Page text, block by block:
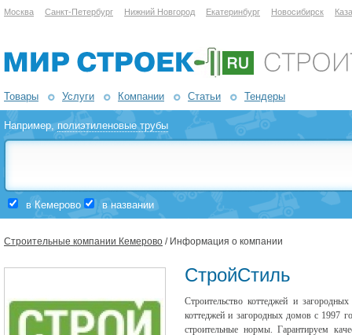
Москва Санкт-Петербург Нижний Новгород Екатеринбург Новосибирск
Товары Услуги Компании Статьи Тендеры
Например,полиэтиленовые трубы
в Кемерово в названии
Строительные компании Кемерово / Информация о компании
СтройСтиль
Строительство коттеджей и
коттеджей и загородных домов с 1997
строительные нормы. Гарантируем